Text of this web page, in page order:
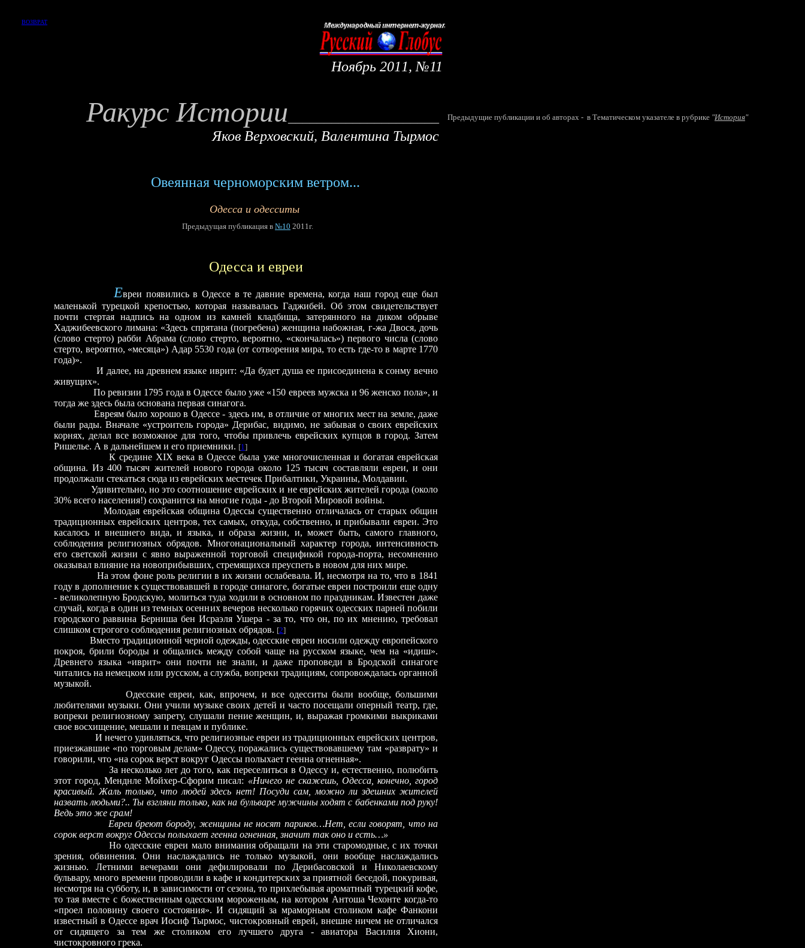
ВОЗВРАТ
Ноябрь 201 1, №11
Ракурс Истории
Яков Верховский, Валентина Тырмос
Овеянная черноморским ветром...
Одесса и одесситы
Предыдущая публикация в №10 2011г.
Одесса и евреи
Евреи появились в Одессе в те давние времена, когда наш город еще был
маленькой турецкой крепостью, которая называлась Гаджибей. Об этом свидетельствует
почти стертая надпись на одном из камней кладбища, затерянного на диком обрыве
Хаджибеевского лимана: «Здесь спрятана (погребена) женщина набожная, г-жа Двося, дочь
(слово стерто) рабби Абрама (слово стерто, вероятно, «скончалась») первого числа (слово
стерто, вероятно, «месяца») Адар 5530 года (от сотворения мира, то есть где-то в марте 1770
года)».
И далее, на древнем языке иврит: «Да будет душа ее присоединена к сонму вечно
живущих».
По ревизии 1795 года в Одессе было уже «150 евреев мужска и 96 женско пола», и
тогда же здесь была основана первая синагога.
Евреям было хорошо в Одессе - здесь им, в отличие от многих мест на земле, даже
были рады. Вначале «устроитель города» Дерибас, видимо, не забывая о своих еврейских
корнях, делал все возможное для того, чтобы привлечь еврейских купцов в город. Затем
Ришелье. А в дальнейшем и его приемники. [1]
К средине XIX века в Одессе была уже многочисленная и богатая еврейская
община. Из 400 тысяч жителей нового города около 125 тысяч составляли евреи, и они
продолжали стекаться сюда из еврейских местечек Прибалтики, Украины, Молдавии.
Удивительно, но это соотношение еврейских и не еврейских жителей города (около
30% всего населения!) сохранится на многие годы - до Второй Мировой войны.
Молодая еврейская община Одессы существенно отличалась от старых общин
традиционных еврейских центров, тех самых, откуда, собственно, и прибывали евреи. Это
касалось и внешнего вида, и языка, и образа жизни, и, может быть, самого главного,
соблюдения религиозных обрядов. Многонациональный характер города, интенсивность
его светской жизни с явно выраженной торговой спецификой города-порта, несомненно
оказывал влияние на новоприбывших, стремящихся преуспеть в новом для них мире.
На этом фоне роль религии в их жизни ослабевала. И, несмотря на то, что в 1841
году в дополнение к существовавшей в городе синагоге, богатые евреи построили еще одну
- великолепную Бродскую, молиться туда ходили в основном по праздникам. Известен даже
случай, когда в один из темных осенних вечеров несколько горячих одесских парней побили
городского раввина Берниша бен Исраэля Ушера - за то, что он, по их мнению, требовал
слишком строгого соблюдения религиозных обрядов. [2]
Вместо традиционной черной одежды, одесские евреи носили одежду европейского
покроя, брили бороды и общались между собой чаще на русском языке, чем на «идиш».
Древнего языка «иврит» они почти не знали, и даже проповеди в Бродской синагоге
читались на немецком или русском, а служба, вопреки традициям, сопровождалась органной
музыкой.
Одесские евреи, как, впрочем, и все одесситы были вообще, большими
любителями музыки. Они учили музыке своих детей и часто посещали оперный театр, где,
вопреки религиозному запрету, слушали пение женщин, и, выражая громкими выкриками
свое восхищение, мешали и певцам и публике.
И нечего удивляться, что религиозные евреи из традиционных еврейских центров,
приезжавшие «по торговым делам» Одессу, поражались существовавшему там «разврату» и
говорили, что «на сорок верст вокруг Одессы полыхает геенна огненная».
За несколько лет до того, как переселиться в Одессу и, естественно, полюбить
этот город, Менднле Мойхер-Сфорим писал: «Ничего не скажешь, Одесса, конечно, город
красивый. Жаль только, что людей здесь нет! Посуди сам, можно ли здешних жителей
назвать людьми?.. Ты взгляни только, как на бульваре мужчины ходят с бабенками под руку!
Ведь это же срам!
Евреи бреют бороду, женщины не носят париков…Нет, если говорят, что на
сорок верст вокруг Одессы полыхает геенна огненная, значит так оно и есть…»
Но одесские евреи мало внимания обращали на эти старомодные, с их точки
зрения, обвинения. Они наслаждались не только музыкой, они вообще наслаждались
жизнью. Летними вечерами они дефилировали по Дерибасовской и Николаевскому
бульвару, много времени проводили в кафе и кондитерских за приятной беседой, покуривая,
несмотря на субботу, и, в зависимости от сезона, то прихлебывая ароматный турецкий кофе,
то тая вместе с божественным одесским мороженым, на котором Антоша Чехонте когда-то
«проел половину своего состояния». И сидящий за мраморным столиком кафе Фанкони
известный в Одессе врач Иосиф Тырмос, чистокровный еврей, внешне ничем не отличался
от сидящего за тем же столиком его лучшего друга - авиатора Василия Хиони,
чистокровного грека.
Предыдущие публикации и об авторах - в Тематическом указателе в рубрике "История"